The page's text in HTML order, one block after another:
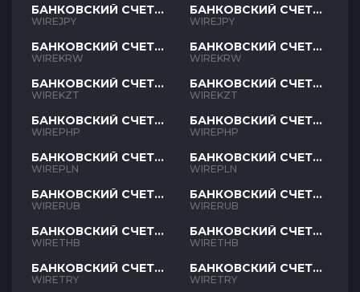
БАНКОВСКИЙ СЧЕТ
JPY
WIREJPY
БАНКОВСКИЙ СЧЕТ
KRW
WIREKRW
БАНКОВСКИЙ СЧЕТ
KZT
WIREKZT
БАНКОВСКИЙ СЧЕТ
PHP
WIREPHP
БАНКОВСКИЙ СЧЕТ
PLN
WIREPLN
БАНКОВСКИЙ СЧЕТ
RUB
WIRERUB
БАНКОВСКИЙ СЧЕТ
THB
WIRETHB
БАНКОВСКИЙ СЧЕТ
TRY
WIRETRY
БАНКОВСКИЙ СЧЕТ
JPY
WIREJPY
БАНКОВСКИЙ СЧЕТ
KRW
WIREKRW
БАНКОВСКИЙ СЧЕТ
KZT
WIREKZT
БАНКОВСКИЙ СЧЕТ
PHP
WIREPHP
БАНКОВСКИЙ СЧЕТ
PLN
WIREPLN
БАНКОВСКИЙ СЧЕТ
RUB
WIRERUB
БАНКОВСКИЙ СЧЕТ
THB
WIRETHB
БАНКОВСКИЙ СЧЕТ
TRY
WIRETRY